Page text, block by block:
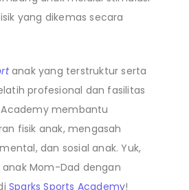
yang dikemas secara
anak yang terstruktur serta
profesional dan fasilitas
Academy membantu
fisik anak, mengasah
dan sosial anak. Yuk,
Mom-Dad dengan
Sparks Sports Academy!